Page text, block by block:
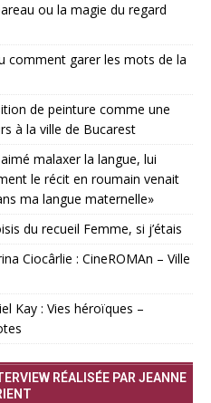
ou la magie du regard
comment garer les mots de la
de peinture comme une
à la ville de Bucarest
aimé malaxer la langue, lui
le récit en roumain venait
ma langue maternelle»
du recueil Femme, si j’étais
Ciocârlie : CineROMAn – Ville
Kay : Vies héroïques –
RÉALISÉE PAR JEANNE